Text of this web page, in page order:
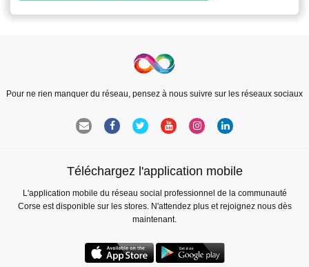
Pour ne rien manquer du réseau, pensez à nous suivre sur les réseaux sociaux
Téléchargez l'application mobile
L'application mobile du réseau social professionnel de la communauté
Corse est disponible sur les stores. N'attendez plus et rejoignez nous dès
maintenant.